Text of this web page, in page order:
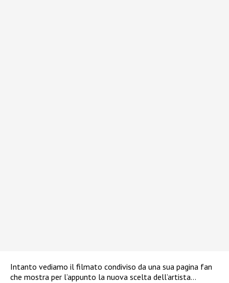
Intanto vediamo il filmato condiviso da una sua pagina fan
che mostra per l’appunto la nuova scelta dell’artista…